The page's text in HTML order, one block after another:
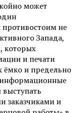
может
не
Запада,
которых
и печати
ёмко и предельно
заказчиками и